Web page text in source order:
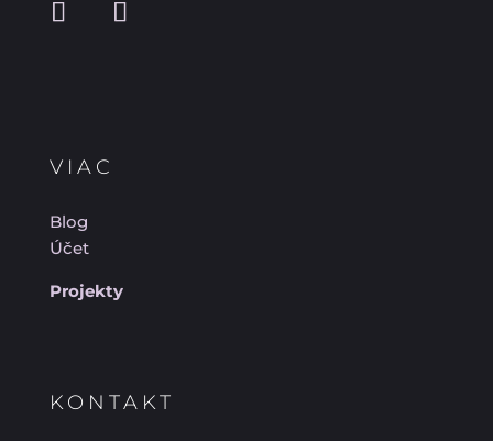
VIAC
Blog
Účet
Projekty
KONTAKT